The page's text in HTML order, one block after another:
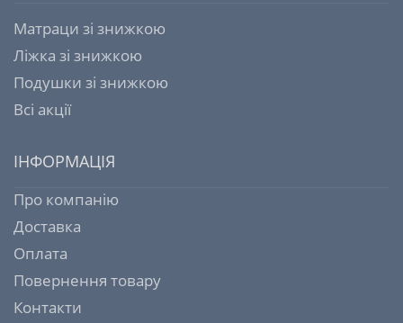
Матраци зі знижкою
Ліжка зі знижкою
Подушки зі знижкою
Всі акції
ІНФОРМАЦІЯ
Про компанію
Доставка
Оплата
Повернення товару
Контакти